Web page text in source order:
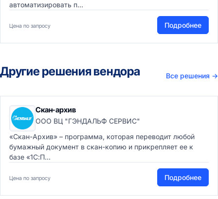
автоматизировать п...
Цена по запросу Подробнее
Другие решения вендора Все решения →
Скан-архив
ООО ВЦ "ГЭНДАЛЬФ СЕРВИС"
«Скан-Архив» – программа, которая переводит любой
бумажный документ в скан-копию и прикрепляет ее к
базе «1С:П...
Цена по запросу Подробнее